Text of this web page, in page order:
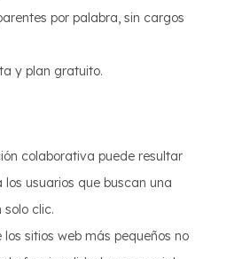
por palabra, sin cargos
y plan gratuito.
colaborativa puede resultar
los usuarios que buscan una
solo clic.
los sitios web más pequeños no